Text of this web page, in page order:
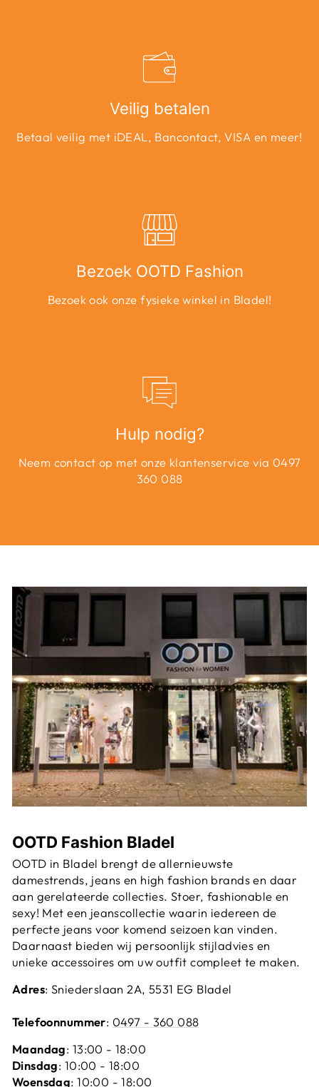
Veilig betalen
Betaal veilig met iDEAL, Bancontact, VISA en meer!
Bezoek OOTD Fashion
Bezoek ook onze fysieke winkel in Bladel!
Hulp nodig?
Neem contact op met onze klantenservice via 0497
360 088
OOTD Fashion Bladel
OOTD in Bladel brengt de allernieuwste
damestrends, jeans en high fashion brands en daar
aan gerelateerde collecties. Stoer, fashionable en
sexy! Met een jeanscollectie waarin iedereen de
perfecte jeans voor komend seizoen kan vinden.
Daarnaast bieden wij persoonlijk stijladvies en
unieke accessoires om uw outfit compleet te maken.
Adres: Sniederslaan 2A, 5531 EG Bladel
Telefoonnummer: 0497 - 360 088
Maandag: 13:00 - 18:00
Dinsdag: 10:00 - 18:00
Woensdag: 10:00 - 18:00